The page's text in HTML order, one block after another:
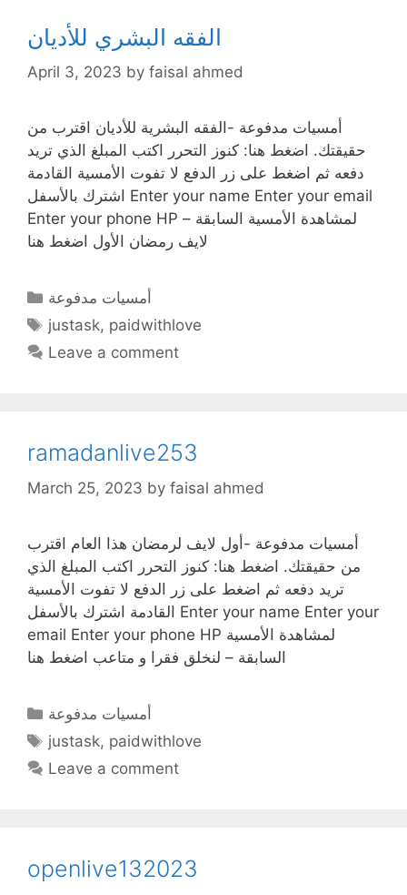
الفقه البشري للأديان
April 3, 2023 by faisal ahmed
أمسيات مدفوعة -الفقه البشرية للأديان اقترب من
حقيقتك. اضغط هنا: كنوز التحرر اكتب المبلغ الذي تريد
دفعه ثم اضغط على زر الدفع لا تفوت الأمسية القادمة
اشترك بالأسفل Enter your name Enter your email
Enter your phone HP لمشاهدة الأمسية السابقة –
لايف رمضان الأول اضغط هنا
Categories
أمسيات مدفوعة
Tags
justask, paidwithlove
Leave a comment
ramadanlive253
March 25, 2023 by faisal ahmed
أمسيات مدفوعة -أول لايف لرمضان هذا العام اقترب
من حقيقتك. اضغط هنا: كنوز التحرر اكتب المبلغ الذي
تريد دفعه ثم اضغط على زر الدفع لا تفوت الأمسية
القادمة اشترك بالأسفل Enter your name Enter your
email Enter your phone HP لمشاهدة الأمسية
السابقة – لنخلق فقرا و متاعب اضغط هنا
Categories
أمسيات مدفوعة
Tags
justask, paidwithlove
Leave a comment
openlive132023